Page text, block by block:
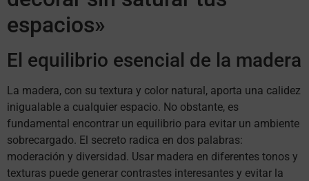
espacios»
El equilibrio esencial de la madera
La madera, con su textura y color natural, aporta una calidez
inigualable a cualquier espacio. No obstante, es
fundamental encontrar un equilibrio para evitar un ambiente
sobrecargado. El secreto radica en dos palabras:
moderación y diversidad. Usar madera en diferentes tonos y
texturas puede generar contrastes interesantes y evitar la